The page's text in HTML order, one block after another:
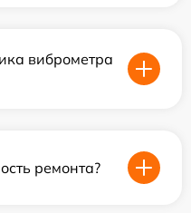
виброметра
ремонта?